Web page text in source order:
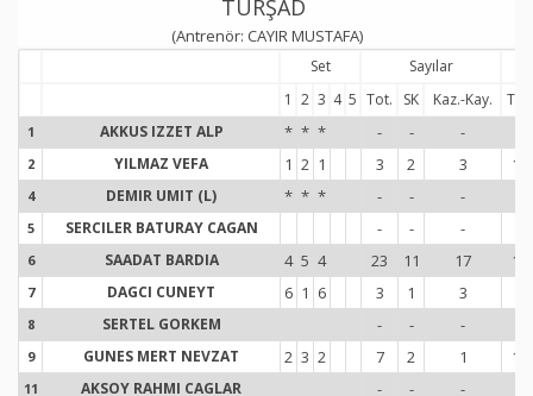
TÜRŞAD
(Antrenör: CAYIR MUSTAFA)
Set
Sayılar
1 2 3 4 5 Tot. SK Kaz.-Kay. Tot.
1 AKKUS IZZET ALP * * * - - -
2 YILMAZ VEFA 1 2 1 3 2 3 15
4 DEMIR UMIT (L) * * * - - -
5 SERCILER BATURAY CAGAN - - -
6 SAADAT BARDIA 4 5 4 23 11 17 15
7 DAGCI CUNEYT 6 1 6 3 1 3
8 SERTEL GORKEM - - -
9 GUNES MERT NEVZAT 2 3 2 7 2 1 13
11 AKSOY RAHMI CAGLAR - - -